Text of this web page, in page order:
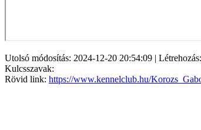
Utolsó módosítás: 2024-12-20 20:54:09 |
Kulcsszavak:
Rövid link: https://www.kennelclub.hu/